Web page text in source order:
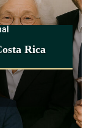
Rica